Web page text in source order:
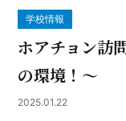
学校情報
ホアチョン訪
の環境！〜
2025.01.22